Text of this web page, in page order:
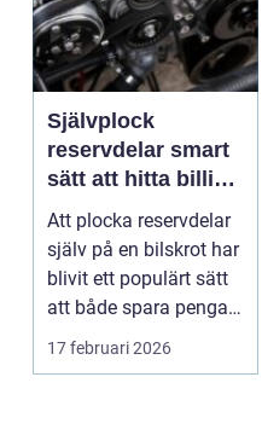
Självplock
reservdelar smart
sätt att hitta billiga
bildelar
Att plocka reservdelar
själv på en bilskrot har
blivit ett populärt sätt
att både spara pengar
och g...
17 februari 2026